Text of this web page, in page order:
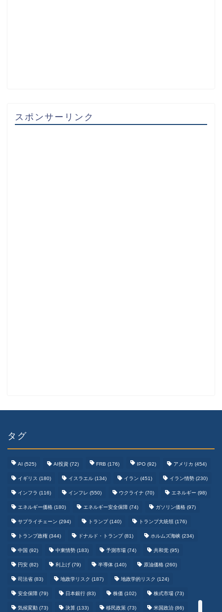
スポンサーリンク
タグ
AI (525) AI投資 (72) FRB (176) IPO (92) アメリカ (454)
イギリス (180) イスラエル (134) イラン (451) イラン情勢 (230)
インフラ (116) インフレ (550) ウクライナ (70) エネルギー (98)
エネルギー価格 (180) エネルギー安全保障 (74) ガソリン価格 (97)
サプライチェーン (294) トランプ(140) トランプ大統領 (176)
トランプ政権 (344) ドナルド・トランプ(81) ホルムズ海峡 (234)
中国 (92) 中東情勢 (183) 予測市場 (74) 共和党 (95)
円安 (82) 利上げ (79) 半導体 (140) 原油価格 (260)
司法省 (83) 地政学リスク (187) 地政学的リスク (124)
安全保障 (79) 日本銀行 (83) 株価 (102) 株式市場 (73)
気候変動 (73) 決算 (133) 移民政策 (73) 米国政治 (86)
野球まとめ
サッカーまとめ